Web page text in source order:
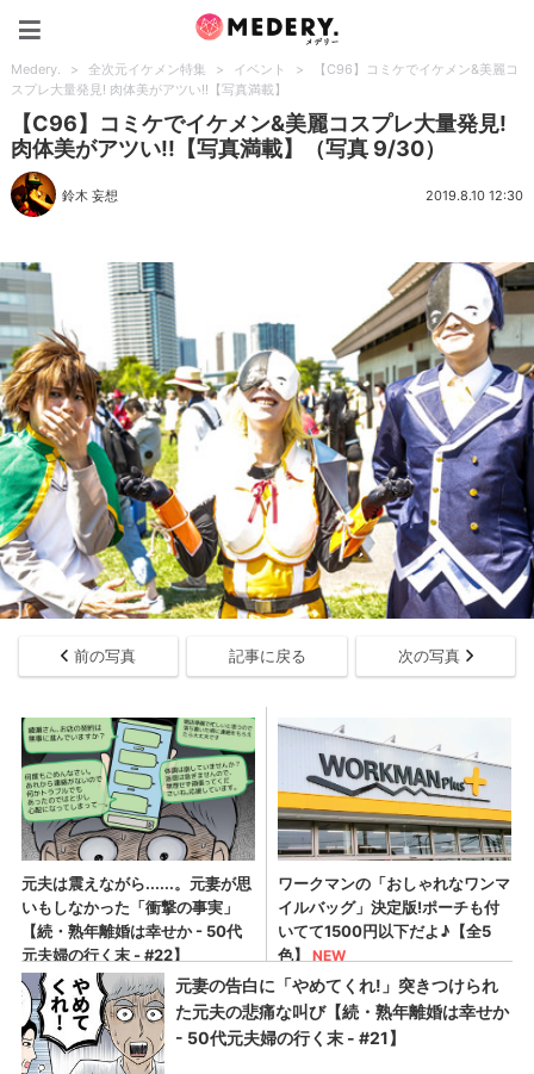
Medery. > 全次元イケメン特集 > イベント >
【C96】コミケでイケメン&美麗コ
スプレ大量発見! 肉体美がアツい!!【写真満載】
【C96】コミケでイケメン&美麗コスプレ大量発見!
肉体美がアツい!!【写真満載】（写真 9/30）
鈴木 妄想 2019.8.10 12:30
前の写真 記事に戻る 次の写真